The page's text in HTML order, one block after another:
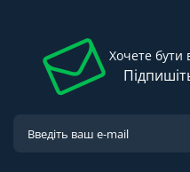
Хочете бути